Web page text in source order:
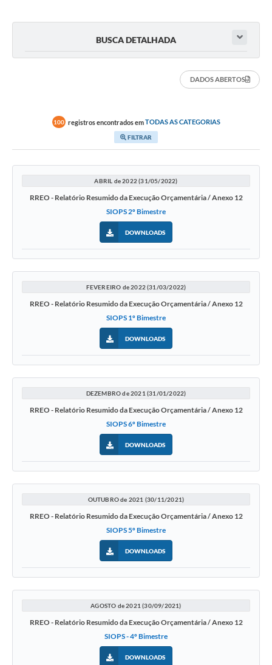
BUSCA DETALHADA
DADOS ABERTOS
100 registros encontrados emTODAS AS CATEGORIAS
FILTRAR
ABRIL de 2022 (31/05/2022)
RREO - Relatório Resumido da Execução Orçamentária / Anexo 12
SIOPS 2º Bimestre
DOWNLOADS
FEVEREIRO de 2022 (31/03/2022)
RREO - Relatório Resumido da Execução Orçamentária / Anexo 12
SIOPS 1º Bimestre
DOWNLOADS
DEZEMBRO de 2021 (31/01/2022)
RREO - Relatório Resumido da Execução Orçamentária / Anexo 12
SIOPS 6º Bimestre
DOWNLOADS
OUTUBRO de 2021 (30/11/2021)
RREO - Relatório Resumido da Execução Orçamentária / Anexo 12
SIOPS 5º Bimestre
DOWNLOADS
AGOSTO de 2021 (30/09/2021)
RREO - Relatório Resumido da Execução Orçamentária / Anexo 12
SIOPS - 4º Bimestre
DOWNLOADS